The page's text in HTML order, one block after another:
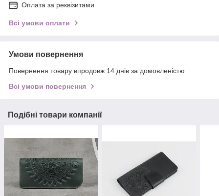
Оплата за реквізитами
Всі умови оплати
Умови повернення
Повернення товару впродовж 14 днів за домовленістю
Всі умови повернення
Подібні товари компанії